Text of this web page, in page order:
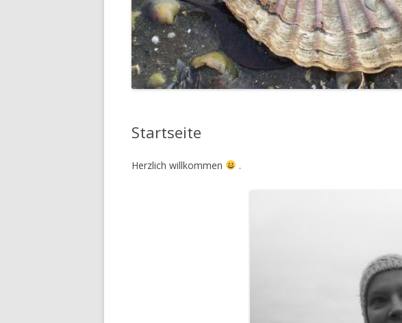
Startseite
Herzlich willkommen .